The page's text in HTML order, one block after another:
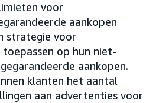
voor
aankopen
strategie voor
op hun niet-
aankopen.
klanten het aantal
aan advertenties voor